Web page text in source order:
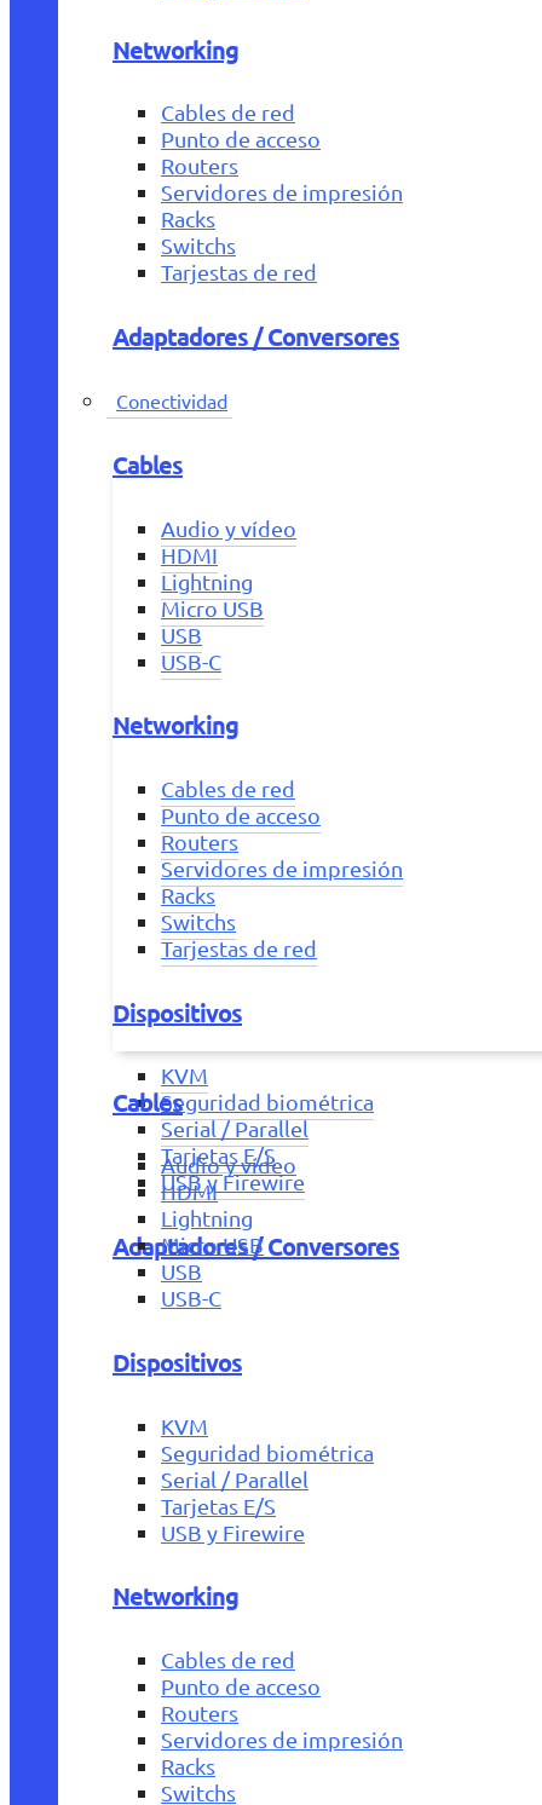
Networking
Cables de red
Punto de acceso
Routers
Servidores de impresión
Racks
Switchs
Tarjestas de red
Adaptadores / Conversores
Conectividad
Cables
Audio y vídeo
HDMI
Lightning
Micro USB
USB
USB-C
Networking
Cables de red
Punto de acceso
Routers
Servidores de impresión
Racks
Switchs
Tarjestas de red
Dispositivos
KVM
Seguridad biométrica
Serial / Parallel
Tarjetas E/S
USB y Firewire
Adaptadores / Conversores
Cables
Audio y vídeo
HDMI
Lightning
Micro USB
USB
USB-C
Dispositivos
KVM
Seguridad biométrica
Serial / Parallel
Tarjetas E/S
USB y Firewire
Networking
Cables de red
Punto de acceso
Routers
Servidores de impresión
Racks
Switchs